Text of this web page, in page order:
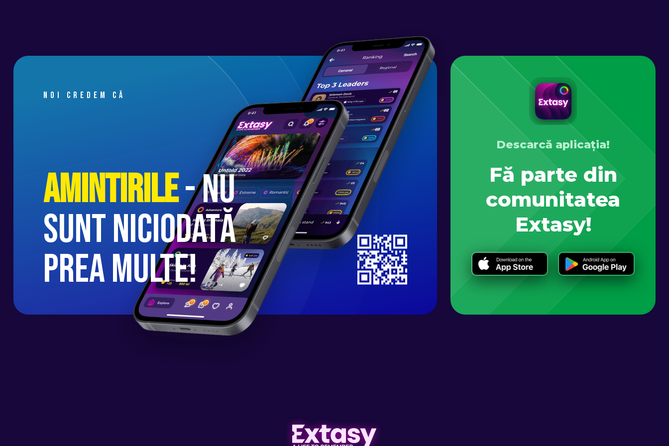
agrement RYA și ICC categoriile C, D, S și au dobândit experiența de navigație în
cursul a numeroase călătorii pe mare și ocean în ultimii ani.
Oferim asistență și organizare pentru drumul spre Volos, dus-întors.
În Volos se poate ajunge cu avionul până la Athena sau Salonic și apoi cu
atutobuzul. O altă variantă este cu mașina. Ne putem organiza ca și grup sau
individual, doar să fim cu toții prezenți în marină la ora 15:00, sâmbătă, 30 August
2025.
🟢 C A Z A R E
Vom dormi pe bărci cu vele în cabine cu 2 locuri, 2-3 băi cu dușuri, bucătărie +
living room (salon). În unele nopți vom acosta în porturi, iar în altele vom ancora
în golfuri în apropierea plajelor.
🟢 C E . I N C L U D E
✅ Skipper autorizat român
Noi credem că
Amintirile- nu
sunt niciodată
prea multe!
Descarcă aplicația!
Fă parte din
comunitatea
Extasy!